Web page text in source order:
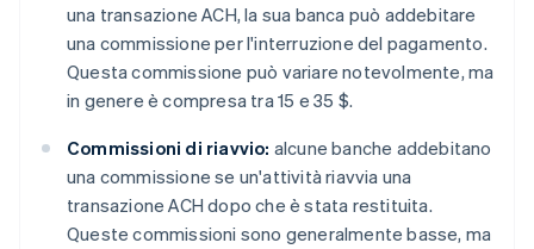
una transazione ACH, la sua banca può addebitare
una commissione per l'interruzione del pagamento.
Questa commissione può variare notevolmente, ma
in genere è compresa tra 15 e 35 $.
Commissioni di riavvio: alcune banche addebitano
una commissione se un'attività riavvia una
transazione ACH dopo che è stata restituita.
Queste commissioni sono generalmente basse, ma